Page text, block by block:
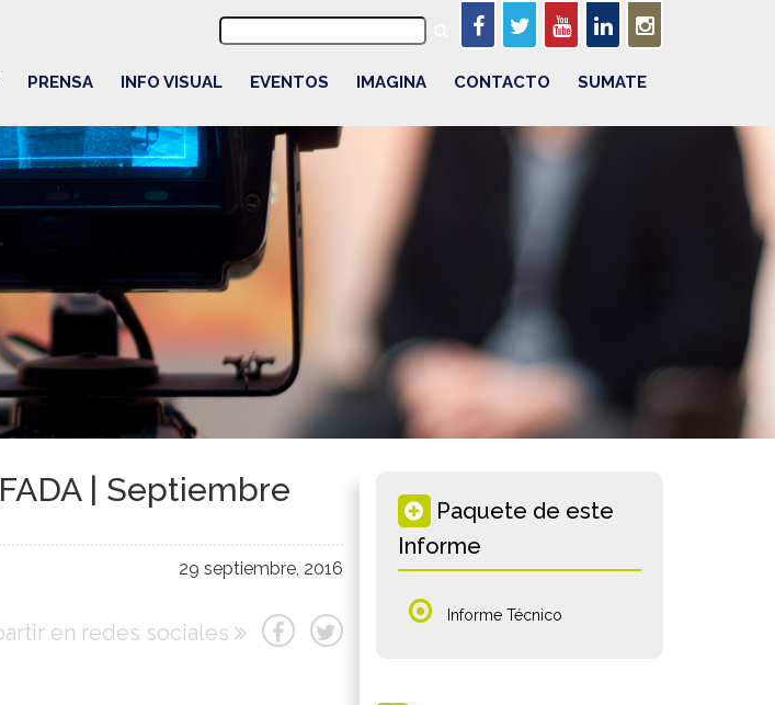
Buscar:
PRENSA INFO VISUAL EVENTOS IMAGINA CONTACTO SUMATE
| Septiembre
29 septiembre, 2016
en redes sociales
Paquete de este
Informe
Informe Técnico